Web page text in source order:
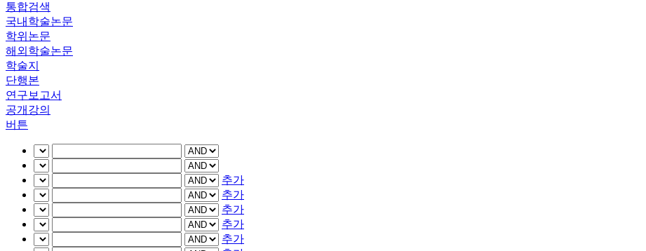
통합검색
국내학술논문
학위논문
해외학술논문
학술지
단행본
연구보고서
공개강의
버튼
추가
추가
추가
추가
추가